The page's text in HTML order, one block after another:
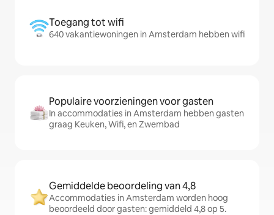
Toegang tot wifi
640 vakantiewoningen in Amsterdam hebben wifi
Populaire voorzieningen voor gasten
In accommodaties in Amsterdam hebben gasten
graag Keuken, Wifi, en Zwembad
Gemiddelde beoordeling van 4,8
Accommodaties in Amsterdam worden hoog
beoordeeld door gasten: gemiddeld 4,8 op 5.